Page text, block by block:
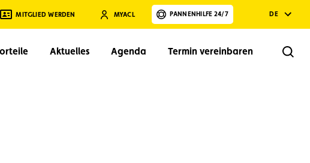
MITGLIED WERDEN MYACL PANNENHILFE 24/7 DE
Aktuelles Agenda Termin vereinbaren